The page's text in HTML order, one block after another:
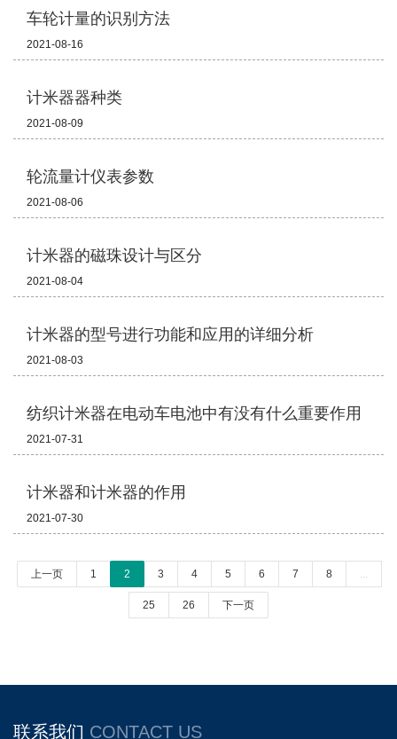
车轮计量的识别方法
2021-08-16
计米器器种类
2021-08-09
轮流量计仪表参数
2021-08-06
计米器的磁珠设计与区分
2021-08-04
计米器的型号进行功能和应用的详细分析
2021-08-03
纺织计米器在电动车电池中有没有什么重要作用
2021-07-31
计米器和计米器的作用
2021-07-30
上一页 1 2 3 4 5 6 7 8 ...
25 26 下一页
联系我们 CONTACT US